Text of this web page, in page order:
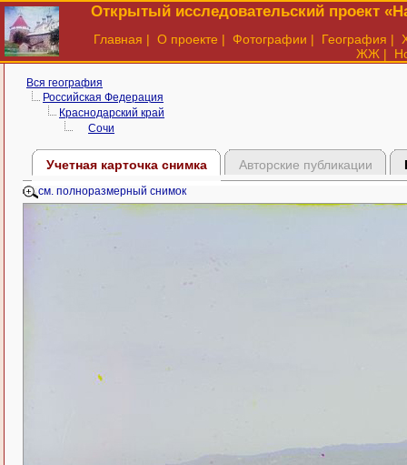
Открытый исследовательский проект
Главная | О проекте | Фотографии | География |
ЖЖ |
Вся география
Российская Федерация
Краснодарский край
Сочи
Учетная карточка снимка Авторские публикации
см. полноразмерный снимок